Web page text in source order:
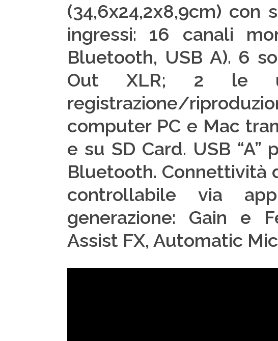
(34,6x24,2x8,9cm)
ingressi: 16 canali
Bluetooth, USB A). 6
Out XLR; 2 le
registrazione/
computer PC e Mac
e su SD Card. USB
Bluetooth. Connettività
controllabile via
generazione: Gain e
Assist FX, Automatic